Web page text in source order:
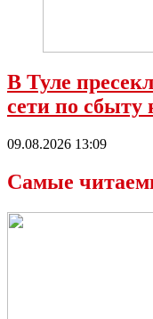
В Туле
сети по сбыту
09.08.2026 13:09
Самые